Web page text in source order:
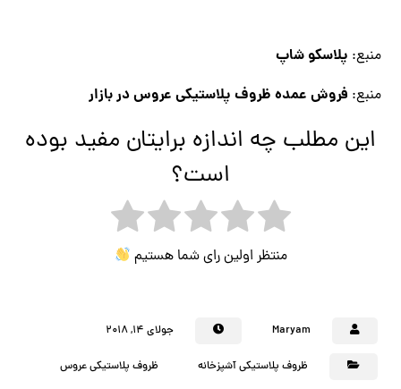
منبع: پلاسکو شاپ
منبع: فروش عمده ظروف پلاستیکی عروس در بازار
این مطلب چه اندازه برایتان مفید بوده
است؟
منتظر اولین رای شما هستیم
Maryam جولای ۱۴, ۲۰۱۸
ظروف پلاستیکی آشپزخانه ظروف پلاستیکی عروس